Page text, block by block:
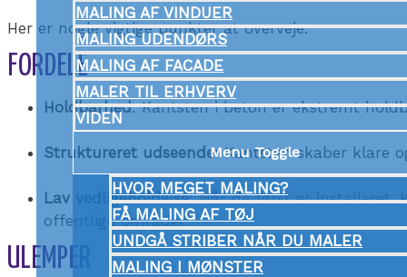
MALING AF VINDUER
MALING UDENDØRS
MALING AF FACADE
MALER TIL ERHVERV
VIDEN
Menu Toggle
HVOR MEGET MALING?
FÅ MALING AF TØJ
UNDGÅ STRIBER NÅR DU MALER
MALING I MØNSTER
Her er nogle vigtige punkter at overveje:
FORDELE
Holdbarhed: Kantsten i beton er ekstremt
Struktureret udseende: Kantsten skaber klare
Lav vedligeholdelse: Når de først er installeret,
offentlige områder.
ULEMPER